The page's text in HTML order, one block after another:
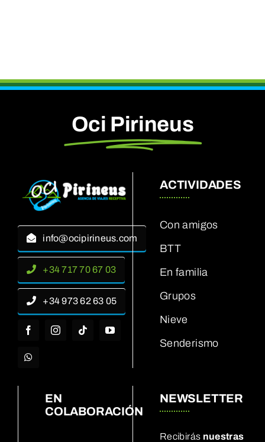
Oci Pirineus
info@ocipirineus.com
+34 717 70 67 03
+34 973 62 63 05
ACTIVIDADES
Con amigos
BTT
En familia
Grupos
Nieve
Senderismo
EN
COLABORACIÓN
NEWSLETTER
Recibirás nuestras